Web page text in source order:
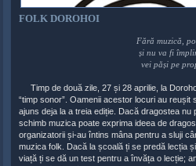
FOLK DOROHOI
Fără muzică, poezie, viața
și nu va fi împlinită decât
vei păși pe propria-ți
Timp de două zile, 27 și 28 aprilie, la
“timp sonor”. Oamenii acestor locuri au reușit
ajuns deja la a treia ediție. Dacă dragostea
schimb muzica poate exprima ideea de
organizatorii și-au întins mâna pentru a sluji
muzica folk. Dacă la școală ți se predă lecția
viață ți se dă un test pentru a învăța o lecție;